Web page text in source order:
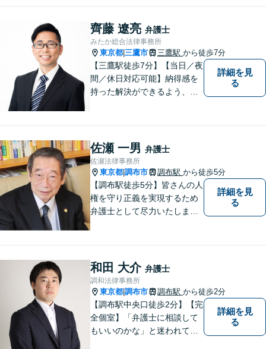
齊藤 遼亮 弁護士
みたか総合法律事務所
東京都 三鷹市 三鷹駅 から徒歩7分
【三鷹駅徒歩7分】【当日／夜
間／休日対応可能】納得感を
持った解決ができるよう、問
限の努力を尽くしていきま
す。【司法書士資格あり】
【宅建士資格あり】【法テラ
ス利用可能】
詳細を見
る
佐瀬 一男 弁護士
佐瀬法律事務所
東京都 調布市 調布駅 から徒歩5分
【調布駅徒歩5分】皆さんの人
権を守り正義を実現するため
弁護士として尽力いたしま
詳細を見
る
和田 大介 弁護士
調和法律事務所
東京都 調布市 調布駅 から徒歩2分
【調布駅中央口徒歩2分】【完
全個室】「弁護士に相談して
もいいのかな」と迷われてい
詳細を見
る